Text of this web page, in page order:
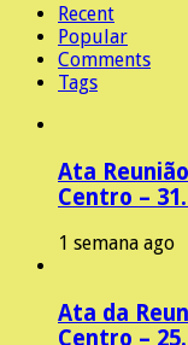
Recent
Popular
Comments
Tags
Ata
Centro –
1 semana ago
Ata da
Centro –